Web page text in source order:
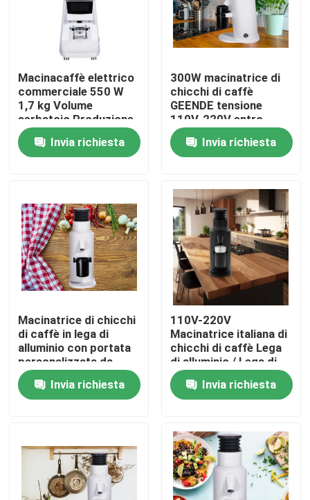
Casa
Prodotti
Circa noi
Giro della fabbrica
Controllo di qualità
Contattici
Smerigliatrice del chicco di caffè
Burr Coffee Grinder
Macinacaffè elettrico
commerciale 550 W
1,7 kg Volume
serbatoio Produzione
online
Invia richiesta
300W macinatrice di
chicchi di caffè
GEENDE tensione
110V-220V entro
L13*W21*H32CM
Invia richiesta
Macinatrice di chicchi
di caffè in lega di
alluminio con portata
personalizzata da
110-220V a 120g
Invia richiesta
110V-220V
Macinatrice italiana di
chicchi di caffè Lega
di alluminio / Lega di
zinco
Invia richiesta